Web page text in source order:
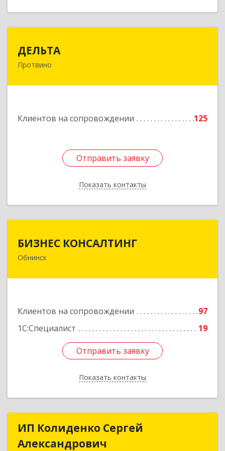
ДЕЛЬТА
Протвино
Клиентов на сопровождении 125
Отправить заявку
Показать контакты
Отправить заявку
Назад
БИЗНЕС КОНСАЛТИНГ
Обнинск
Клиентов на сопровождении
97
1С:Специалист
19
Отправить заявку
Показать контакты
249032, Калужская обл, Обнинск г, Курчатова ул,
Отправить заявку
Назад
ИП Колиденко Сергей
Александрович
ИП Колиденко Сергей